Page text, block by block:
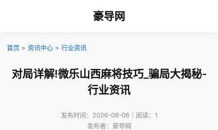
豪导网
首页 > 资讯中心 > 行业资讯
对局详解!微乐山西麻将技巧_骗局大揭秘-
行业资讯
发布时间：2026-08-06｜阅读：1
发布者：豪导网